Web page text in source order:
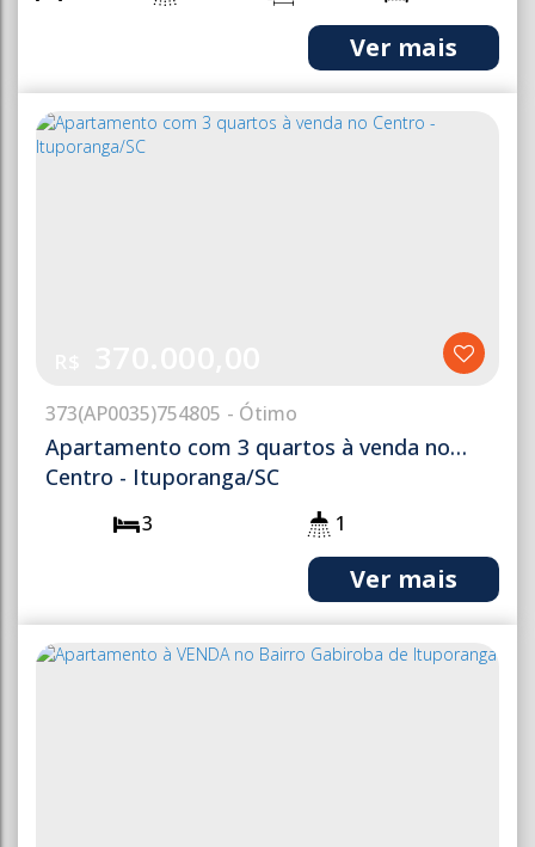
Apartamento com 3 quartos à venda no
Centro - Ituporanga/SC
373(AP0035)754805
3 1